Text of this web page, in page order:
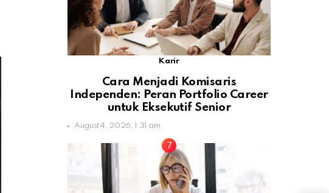
Karir
Cara Menjadi Komisaris
Independen: Peran Portfolio Career
untuk Eksekutif Senior
August 4, 2026, 1:31 am